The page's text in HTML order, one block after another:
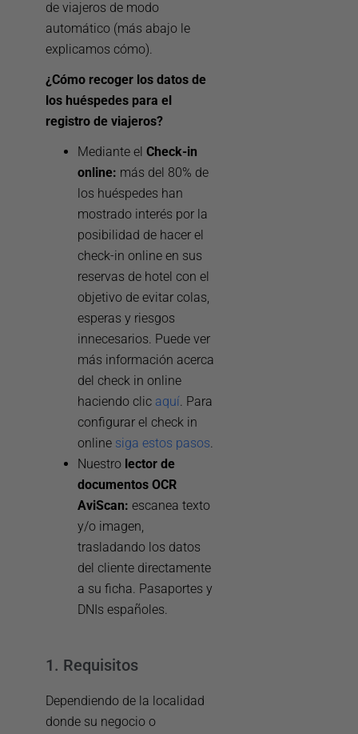
de viajeros de modo
automático (más abajo le
explicamos cómo).
¿Cómo recoger los datos de
los huéspedes para el
registro de viajeros?
Mediante elCheck-in
online: más del 80% de
los huéspedes han
mostrado interés por la
posibilidad de hacer el
check-in online en sus
reservas de hotel con el
objetivo de evitar colas,
esperas y riesgos
innecesarios. Puede ver
más información acerca
del check in online
haciendo clic aquí. Para
configurar el check in
online siga estos pasos.
Nuestro lector de
documentos OCR
AviScan: escanea texto
y/o imagen,
trasladando los datos
del cliente directamente
a su ficha. Pasaportes y
DNIs españoles.
1. Requisitos
Dependiendo de la localidad
donde su negocio o